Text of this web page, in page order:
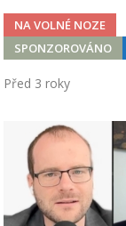
NA VOLNÉ NOZE
SPONZOROVÁNO
Před 3 roky